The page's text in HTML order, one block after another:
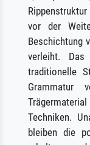
vor der
Beschichtung
verleiht. Das
traditionelle
Techniken.
bleiben die